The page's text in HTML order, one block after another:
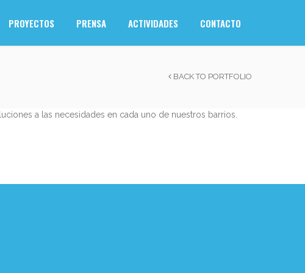
PROYECTOS PRENSA ACTIVIDADES CONTACTO
BACK TO PORTFOLIO
a las necesidades en cada uno de nuestros barrios.